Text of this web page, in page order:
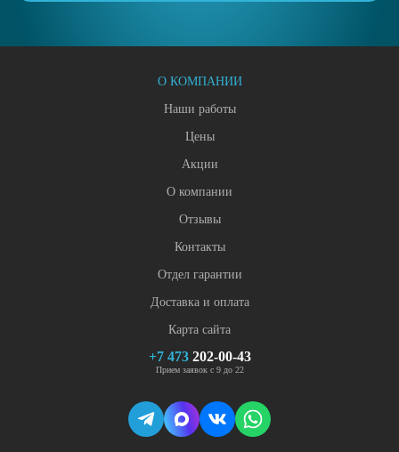
О КОМПАНИИ
Наши работы
Цены
Акции
О компании
Отзывы
Контакты
Отдел гарантии
Доставка и оплата
Карта сайта
+7 473202-00-43
Прием заявок с 9 до 22